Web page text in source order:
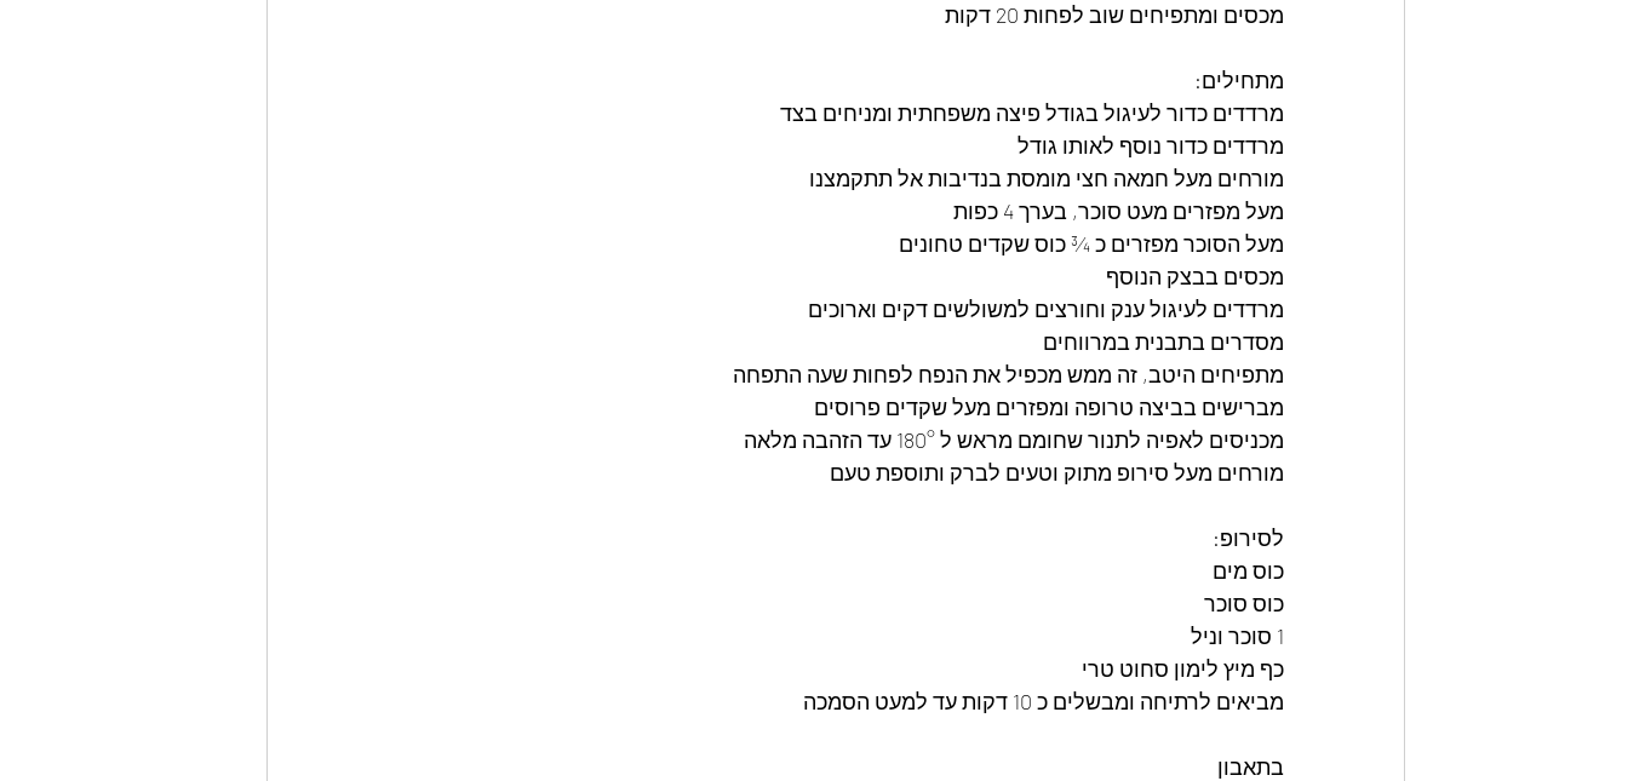
מכסים ומתפיחים שוב לפחות 20 דקות
מתחילים:
מרדדים כדור לעיגול בגודל פיצה משפחתית ומניחים בצד
מרדדים כדור נוסף לאותו גודל
מורחים מעל חמאה חצי מומסת בנדיבות אל תתקמצנו
מעל מפזרים מעט סוכר, בערך 4 כפות
מעל הסוכר מפזרים כ ¾ כוס שקדים טחונים
מכסים בבצק הנוסף
מרדדים לעיגול ענק וחורצים למשולשים דקים וארוכים
מסדרים בתבנית במרווחים
מתפיחים היטב, זה ממש מכפיל את הנפח לפחות שעה התפחה
מברישים בביצה טרופה ומפזרים מעל שקדים פרוסים
מכניסים לאפיה לתנור שחומם מראש ל 180° עד הזהבה מלאה
מורחים מעל סירופ מתוק וטעים לברק ותוספת טעם
לסירופ:
כוס מים
כוס סוכר
1 סוכר וניל
כף מיץ לימון סחוט טרי
מביאים לרתיחה ומבשלים כ 10 דקות עד למעט הסמכה
בתאבון